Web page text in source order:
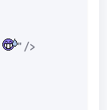
" />